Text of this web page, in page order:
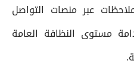
عبر منصات التواصل
مستوى النظافة العامة